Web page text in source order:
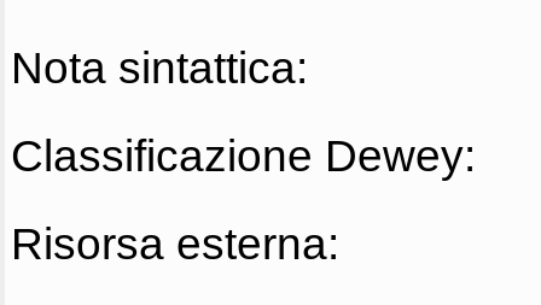
Nota sintattica:
Classificazione Dewey:
Risorsa esterna: